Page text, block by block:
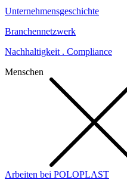
Unternehmensgeschichte
Branchennetzwerk
Nachhaltigkeit . Compliance
Menschen
Arbeiten bei POLOPLAST